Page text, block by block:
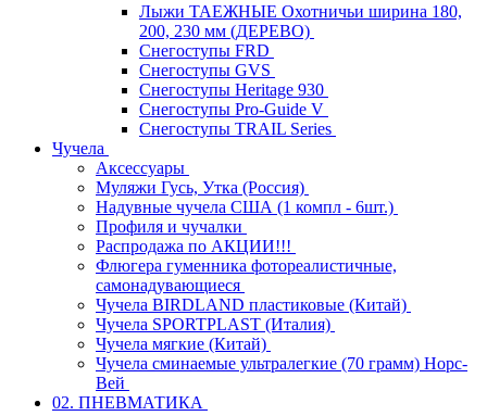
Лыжи ТАЕЖНЫЕ Охотничьи ширина 180,
200, 230 мм (ДЕРЕВО)
Снегоступы FRD
Снегоступы GVS
Снегоступы Heritage 930
Снегоступы Pro-Guide V
Снегоступы TRAIL Series
Чучела
Аксессуары
Муляжи Гусь, Утка (Россия)
Надувные чучела США (1 компл - 6шт.)
Профиля и чучалки
Распродажа по АКЦИИ!!!
Флюгера гуменника фотореалистичные,
самонадувающиеся
Чучела BIRDLAND пластиковые (Китай)
Чучела SPORTPLAST (Италия)
Чучела мягкие (Китай)
Чучела сминаемые ультралегкие (70 грамм) Норс-
Вей
02. ПНЕВМАТИКА